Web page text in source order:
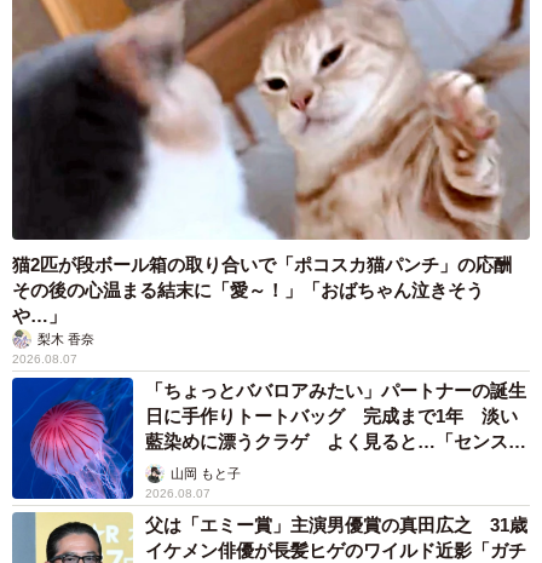
猫2匹が段ボール箱の取り合いで「ポコスカ猫パンチ」の応酬
その後の心温まる結末に「愛～！」「おばちゃん泣きそう
や…」
梨木 香奈
2026.08.07
「ちょっとババロアみたい」パートナーの誕生
日に手作りトートバッグ 完成まで1年 淡い
藍染めに漂うクラゲ よく見ると…「センスす
ごい」山岡 もと子
2026.08.07
父は「エミー賞」主演男優賞の真田広之 31歳
イケメン俳優が長髪ヒゲのワイルド近影「ガチ